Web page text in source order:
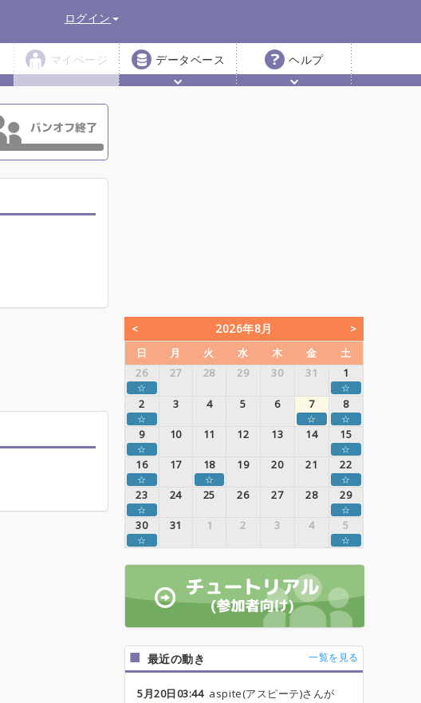
ログイン
マイページ データベース ヘルプ
2026年8月
日 月 火 水 木 金
土
26
27 28 29 30 31 1
☆ ☆
2 3 4 5 6 7 8
☆ ☆ ☆
9 10 11 12 13 14 15
☆ ☆
16 17 18 19 20 21 22
☆ ☆ ☆
23 24 25 26 27 28 29
☆ ☆
30 31 1 2 3 4 5
☆ ☆
最近の動き 一覧を見る
5月20日03:44aspite(アスピーテ)さんが